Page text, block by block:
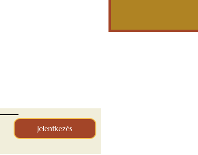
Jelentkezés